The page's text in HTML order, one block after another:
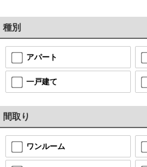
種別
アパート
一戸建て
間取り
ワンルーム